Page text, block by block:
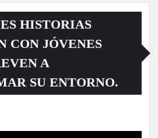
HISTORIAS
CON JÓVENES
A
SU ENTORNO.